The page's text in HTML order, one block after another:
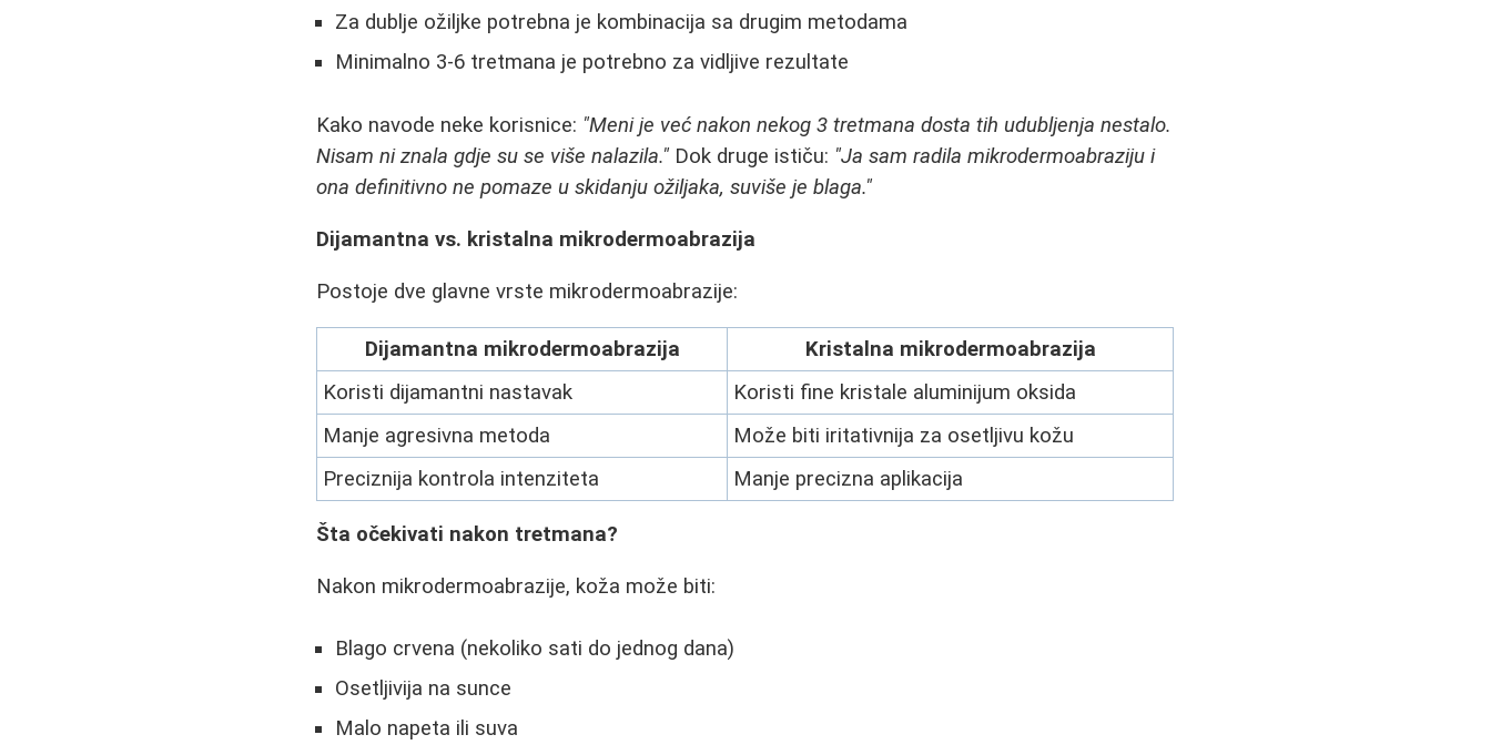
Za dublje ožiljke potrebna je kombinacija sa drugim metodama
Minimalno 3-6 tretmana je potrebno za vidljive rezultate
Kako navode neke korisnice: "Meni je već nakon nekog 3 tretmana dosta tih udubljenja nestalo.
Nisam ni znala gdje su se više nalazila." Dok druge ističu: "Ja sam radila mikrodermoabraziju i
ona definitivno ne pomaze u skidanju ožiljaka, suviše je blaga."
Dijamantna vs. kristalna mikrodermoabrazija
Postoje dve glavne vrste mikrodermoabrazije:
Dijamantna mikrodermoabrazija
Kristalna mikrodermoabrazija
Koristi dijamantni nastavak
Koristi fine kristale aluminijum oksida
Manje agresivna metoda
Može biti iritativnija za osetljivu kožu
Preciznija kontrola intenziteta
Manje precizna aplikacija
Šta očekivati nakon tretmana?
Nakon mikrodermoabrazije, koža može biti:
Blago crvena (nekoliko sati do jednog dana)
Osetljivija na sunce
Malo napeta ili suva